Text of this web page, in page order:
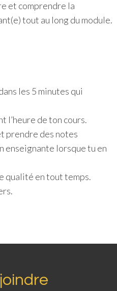
et comprendre la
tout au long du module.
les 5 minutes qui
l’heure de ton cours.
prendre des notes
enseignante lorsque tu en
qualité en tout temps.